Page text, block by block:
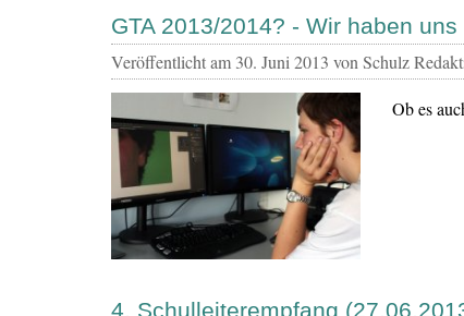
GTA 2013/2014? - Wir haben
Veröffentlicht am 30. Juni 2013 von Schulz
Ob es
4. Schulleiterempfang